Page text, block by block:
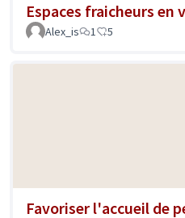
Espaces fraicheurs en
Alex_is
1 5
Favoriser l'accueil de